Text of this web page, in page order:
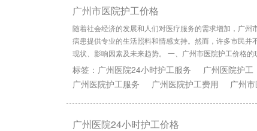
广州市医院护工价格
随着社会经济的发展和人们对医疗服务的需求增加，广
病患提供专业的生活照料和情感支持。然而，许多市民
现状、影响因素及未来趋势。 一、广州市医院护工价格的
标签： 广州医院24小时护工服务 广州医院护工
广州医院护工服务
广州医院护工费用 广州
广州医院24小时护工价格